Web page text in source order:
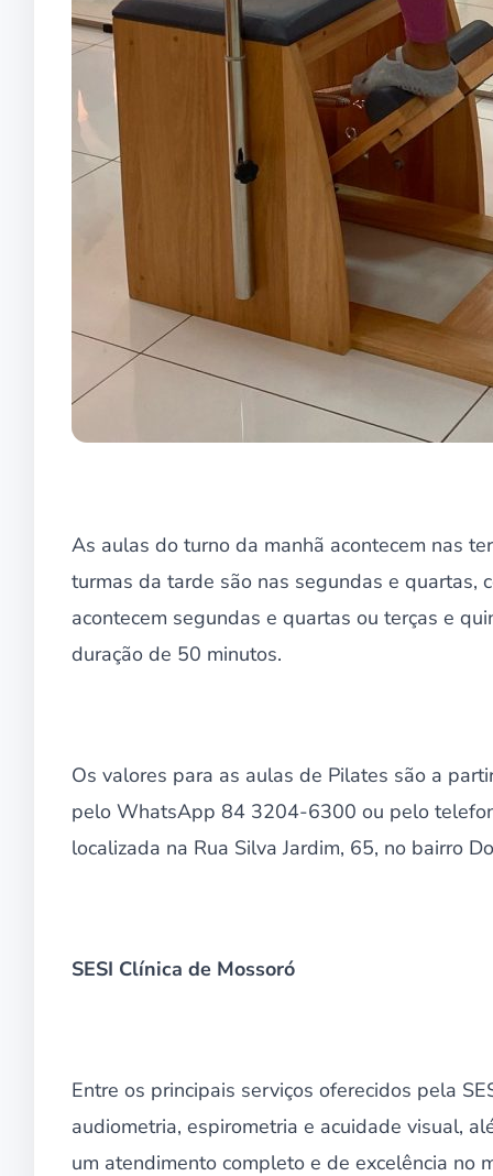
As aulas do turno da manhã acontecem nas
turmas da tarde são nas segundas e quartas,
acontecem segundas e quartas ou terças e
duração de 50 minutos.
Os valores para as aulas de Pilates são a
pelo WhatsApp 84 3204-6300 ou pelo
localizada na Rua Silva Jardim, 65, no bairro
SESI Clínica de Mossoró
Entre os principais serviços oferecidos pela
audiometria, espirometria e acuidade visual,
um atendimento completo e de excelência no